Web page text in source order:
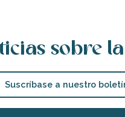
sobre
Suscríbase a nuestro